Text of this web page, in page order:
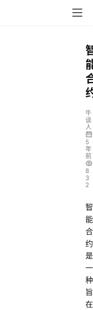
牛
谈
人
5
年
前
8
3
2
智
能
合
约
是
一
种
旨
在